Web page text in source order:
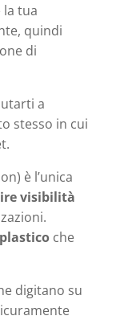
tua
quindi
di
a
stesso in cui
è l’unica
visibilità
che
digitano su